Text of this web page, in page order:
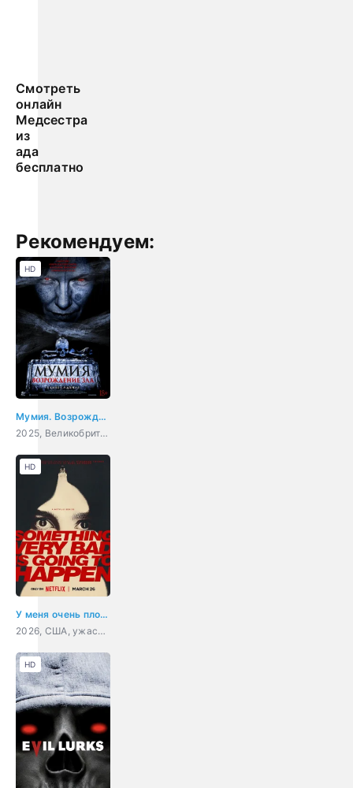
Смотреть
онлайн
Медсестра
из
ада
бесплатно
Рекомендуем:
Мумия. Возрождение зла
2025, Великобритания, ужасы
HD
У меня очень плохое предчувствие
2026, США, ужасы, драма
HD
HD